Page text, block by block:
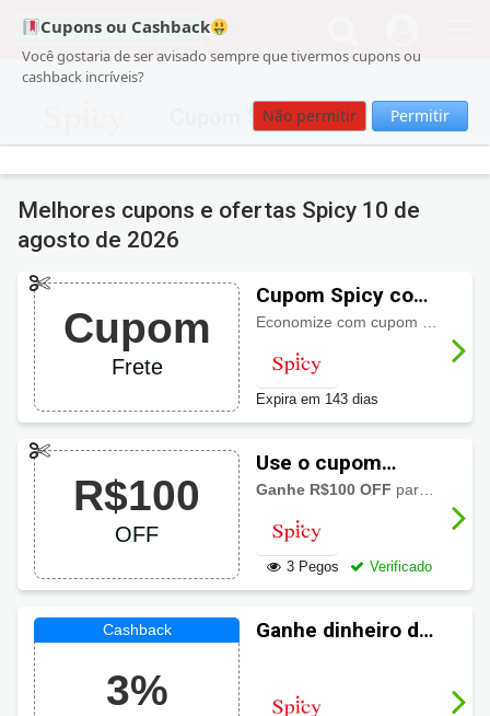
Cupons ou Cashback
Você gostaria de ser avisado sempre que tivermos cupons ou
cashback incríveis?
Não permitir Permitir
Cupom Spicy
Melhores cupons e ofertas Spicy 10 de
agosto de 2026
Cupom
Frete
Cupom Spicy com
frete grátis
Economize com cupom de frete grátis válido apenas para a primeira compra.
Expira em 143 dias
R$100
OFF
Use o cupom
Spicy e ganhe
R$100 de
desconto
Ganhe R$100 OFF para compras a partir de R$499,00. Aproveite!
3 Pegos Verificado
3%
Ganhe dinheiro de